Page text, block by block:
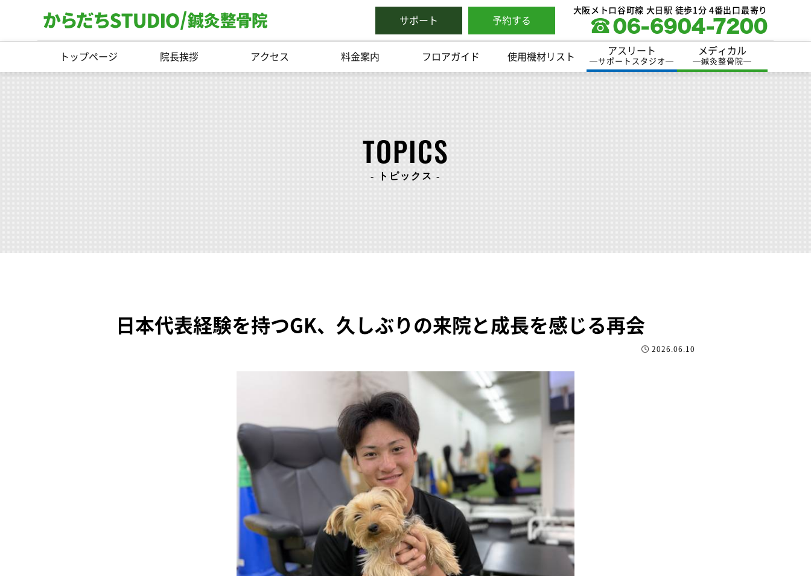
サポート 予約する
大阪メトロ谷町線 大日駅 徒歩1分 4番出口最寄り
トップページ 院長挨拶 アクセス 料金案内 フロアガイド 使用機材リスト
アスリート
─サポートスタジオ─
メディカル
─鍼灸整骨院─
TOPICS
- トピックス -
日本代表経験を持つGK、久しぶりの来院と成長を感じる再会
2026.06.10